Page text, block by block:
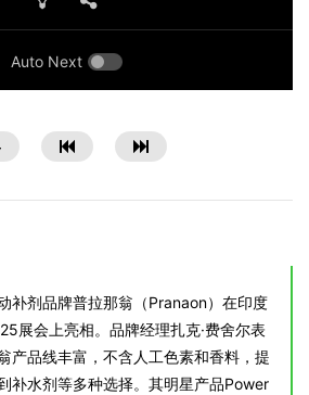
Auto Next
补剂品牌普拉那翁（Pranaon）在印度
展会上亮相。品牌经理扎克·费舍尔表
产品线丰富，不含人工色素和香料，提
补水剂等多种选择。其明星产品Power